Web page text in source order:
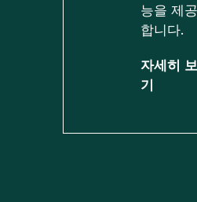
능을 제공
합니다.
자세히 보
기